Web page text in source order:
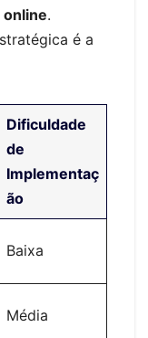
.
é a
Dificuldade
de
Implementaç
ão
Baixa
Média